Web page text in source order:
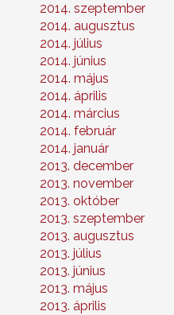
2014. szeptember
2014. augusztus
2014. július
2014. június
2014. május
2014. április
2014. március
2014. február
2014. január
2013. december
2013. november
2013. október
2013. szeptember
2013. augusztus
2013. július
2013. június
2013. május
2013. április